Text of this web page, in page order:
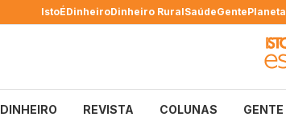
IstoÉDinheiroDinheiro RuralSaúdeGentePlaneta
DINHEIRO REVISTA COLUNAS GENTE